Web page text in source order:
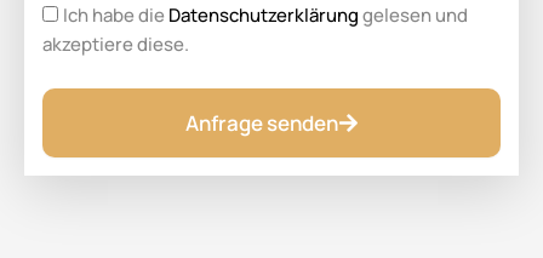
Ich habe dieDatenschutzerklärunggelesen und
akzeptiere diese.
Anfrage senden
Alternative: